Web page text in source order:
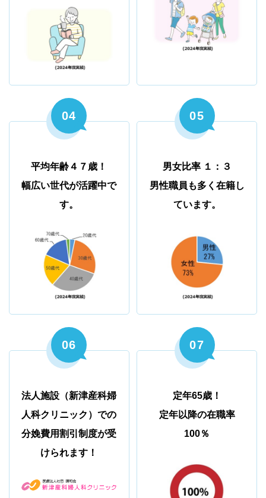
04
平均年齢４７歳！
幅広い世代が活躍中で
す。
05
男女比率 １：３
男性職員も多く在籍し
ています。
06
法人施設（新津産科婦
人科クリニック）での
分娩費用割引制度が受
けられます！
07
定年65歳！
定年以降の在職率
100％